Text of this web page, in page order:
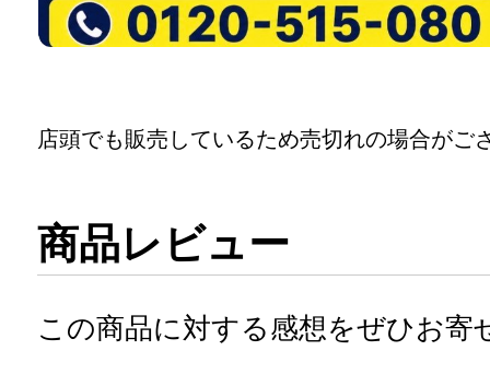
店頭でも販売しているため売切れの場合がご
商品レビュー
この商品に対する感想をぜひお寄